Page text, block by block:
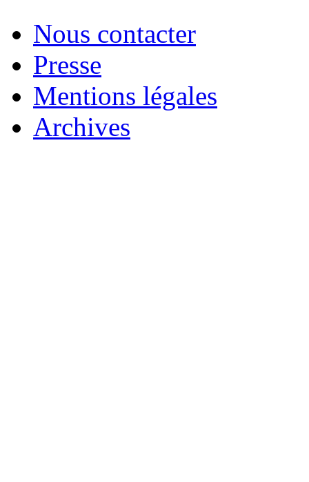
Nous contacter
Presse
Mentions légales
Archives